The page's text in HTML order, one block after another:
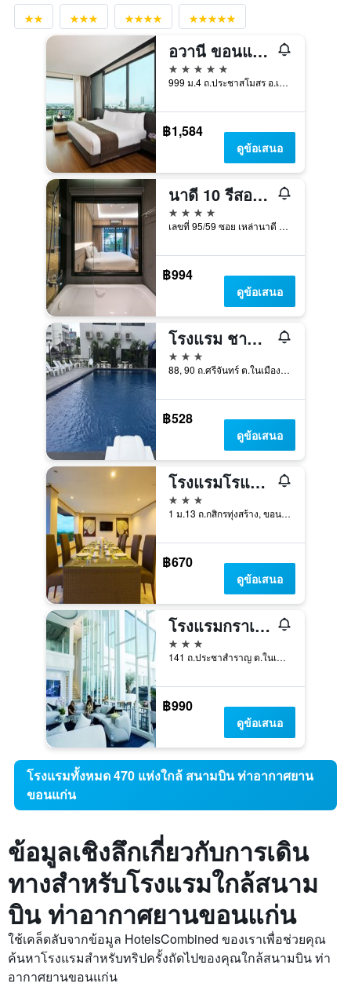
อวานี ขอนแก่น โฮเทล แอนด์ คอนเวนชั่นเซ็นเตอร์
5 ดาว
999 ม.4 ถ.ประชาสโมสร อ.เมือง, ขอนแก่น, ประเทศไทย
฿1,584
ดูข้อเสนอ
นาดี 10 รีสอร์ท แอนด์ โฮเทล
4 ดาว
เลขที่ 95/59 ซอย เหล่านาดี 10 ถนน เหล่านาดี ต.ในเมือง อ.เมือง, ขอนแก่น, ประเทศไทย
฿994
ดูข้อเสนอ
โรงแรม ชาดา เวอแรนด้า
3 ดาว
88, 90 ถ.ศรีจันทร์ ต.ในเมือง, ขอนแก่น, ประเทศไทย
฿528
ดูข้อเสนอ
โรงแรมโรแมนติค ขอนแก่น
3 ดาว
1 ม.13 ถ.กสิกรทุ่งสร้าง, ขอนแก่น, ประเทศไทย
฿670
ดูข้อเสนอ
โรงแรมกราเซียร์ โฮเต็ล ขอนแก่น
3 ดาว
141 ถ.ประชาสำราญ ต.ในเมือง, ขอนแก่น, ประเทศไทย
฿990
ดูข้อเสนอ
โรงแรมทั้งหมด 470 แห่งใกล้ สนามบิน ท่าอากาศยาน
ขอนแก่น
ข้อมูลเชิงลึกเกี่ยวกับการเดิน
ทางสำหรับโรงแรมใกล้สนาม
บิน ท่าอากาศยานขอนแก่น
ใช้เคล็ดลับจากข้อมูล HotelsCombined ของเราเพื่อช่วยคุณ
ค้นหาโรงแรมสำหรับทริปครั้งถัดไปของคุณใกล้สนามบิน ท่า
อากาศยานขอนแก่น